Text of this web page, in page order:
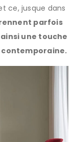
ce, jusque dans
parfois
une touche